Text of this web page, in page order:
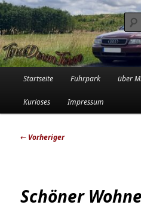
Zum
primären
Inhalt
springenTinadowntown
Die Audi-Schrauberin und ihre
Startseite Fuhrpark über
Kurioses Impressum
Beitragsnavigation
← Vorheriger
Schöner